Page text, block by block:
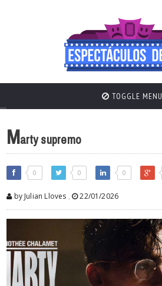
TOGGLE MENU
Marty supremo
0 0 0
by Julian Lloves , 22/01/2026